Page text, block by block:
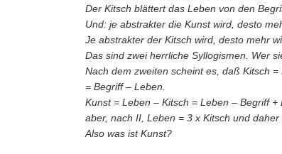
Der Kitsch blättert das Leben von den
Und: je abstrakter die Kunst wird, desto
Je abstrakter der Kitsch wird, desto mehr
Das sind zwei herrliche Syllogismen. Wer
Nach dem zweiten scheint es, daß Kitsch
= Begriff – Leben.
Kunst = Leben – Kitsch = Leben – Begriff
aber, nach II, Leben = 3 x Kitsch und daher
Also was ist Kunst?